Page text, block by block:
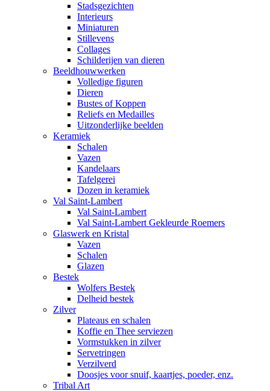
Stadsgezichten
Interieurs
Miniaturen
Stillevens
Collages
Schilderijen van dieren
Beeldhouwwerken
Volledige figuren
Dieren
Bustes of Koppen
Reliefs en Medailles
Uitzonderlijke beelden
Keramiek
Schalen
Vazen
Kandelaars
Tafelgerei
Dozen in keramiek
Val Saint-Lambert
Val Saint-Lambert
Val Saint-Lambert Gekleurde Roemers
Glaswerk en Kristal
Vazen
Schalen
Glazen
Bestek
Wolfers Bestek
Delheid bestek
Zilver
Plateaus en schalen
Koffie en Thee serviezen
Vormstukken in zilver
Servetringen
Verzilverd
Doosjes voor snuif, kaartjes, poeder, enz.
Tribal Art